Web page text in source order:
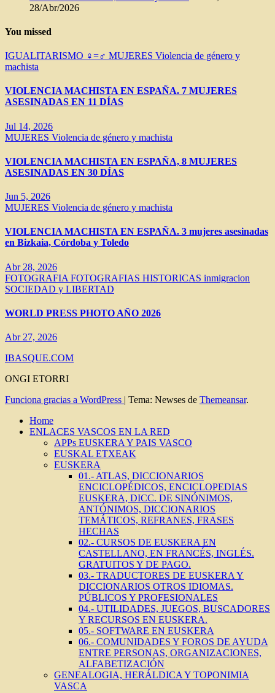
28/Abr/2026
You missed
IGUALITARISMO ♀=♂ MUJERES Violencia de género y
machista
VIOLENCIA MACHISTA EN ESPAÑA. 7 MUJERES
ASESINADAS EN 11 DÍAS
Jul 14, 2026
MUJERES Violencia de género y machista
VIOLENCIA MACHISTA EN ESPAÑA, 8 MUJERES
ASESINADAS EN 30 DÍAS
Jun 5, 2026
MUJERES Violencia de género y machista
VIOLENCIA MACHISTA EN ESPAÑA. 3 mujeres asesinadas
en Bizkaia, Córdoba y Toledo
Abr 28, 2026
FOTOGRAFIA FOTOGRAFIAS HISTORICAS inmigracion
SOCIEDAD y LIBERTAD
WORLD PRESS PHOTO AÑO 2026
Abr 27, 2026
IBASQUE.COM
ONGI ETORRI
Funciona gracias a WordPress | Tema: Newses de Themeansar.
Home
ENLACES VASCOS EN LA RED
APPs EUSKERA Y PAIS VASCO
EUSKAL ETXEAK
EUSKERA
01.- ATLAS, DICCIONARIOS
ENCICLOPÉDICOS, ENCICLOPEDIAS
EUSKERA, DICC. DE SINÓNIMOS,
ANTÓNIMOS, DICCIONARIOS
TEMÁTICOS, REFRANES, FRASES
HECHAS
02.- CURSOS DE EUSKERA EN
CASTELLANO, EN FRANCÉS, INGLÉS.
GRATUITOS Y DE PAGO.
03.- TRADUCTORES DE EUSKERA Y
DICCIONARIOS OTROS IDIOMAS.
PÚBLICOS Y PROFESIONALES
04.- UTILIDADES, JUEGOS, BUSCADORES
Y RECURSOS EN EUSKERA.
05.- SOFTWARE EN EUSKERA
06.- COMUNIDADES Y FOROS DE AYUDA
ENTRE PERSONAS, ORGANIZACIONES,
ALFABETIZACIÓN
GENEALOGIA, HERÁLDICA Y TOPONIMIA
VASCA